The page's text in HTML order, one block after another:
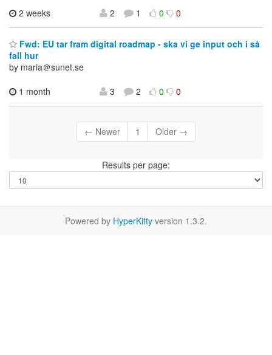
2 weeks
2 1 0 0
Fwd: EU tar fram digital roadmap - ska vi ge input och i så
fall hur
by maria＠sunet.se
1 month
3 2 0 0
← Newer 1 Older →
Results per page:
Powered by HyperKitty version 1.3.2.